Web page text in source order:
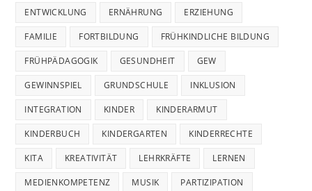
ENTWICKLUNG ERNÄHRUNG ERZIEHUNG
FAMILIE FORTBILDUNG FRÜHKINDLICHE BILDUNG
FRÜHPÄDAGOGIK GESUNDHEIT GEW
GEWINNSPIEL GRUNDSCHULE INKLUSION
INTEGRATION KINDER KINDERARMUT
KINDERBUCH KINDERGARTEN KINDERRECHTE
KITA KREATIVITÄT LEHRKRÄFTE LERNEN
MEDIENKOMPETENZ MUSIK PARTIZIPATION